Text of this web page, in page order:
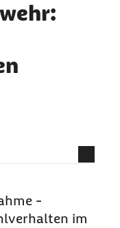
-
im